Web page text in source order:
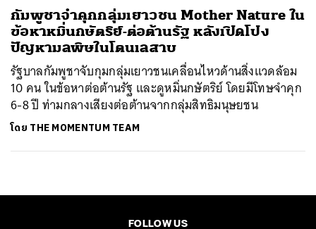
กัมพูชาจำคุกกลุ่มเยาวชน Mother Nature ใน
ข้อหาหมิ่นกษัตริย์-ต่อต้านรัฐ หลังเปิดโปง
ปัญหามลพิษในโตนเลสาบ
รัฐบาลกัมพูชาจับกุมกลุ่มเยาวชนเคลื่อนไหวด้านสิ่งแวดล้อม
10 คน ในข้อหาต่อต้านรัฐ และดูหมิ่นกษัตริย์ โดยมีโทษจำคุก
6-8 ปี ท่ามกลางเสียงต่อต้านจากกลุ่มสิทธิมนุษยชน
โดย THE MOMENTUM TEAM
FOLLOW US